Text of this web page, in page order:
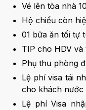
Vé lên tòa nhà
Hộ chiếu còn
01 bữa ăn tối tự
TIP cho HDV và
Phụ thu phòng
Lệ phí visa tái
cho khách nước
Lệ phí Visa